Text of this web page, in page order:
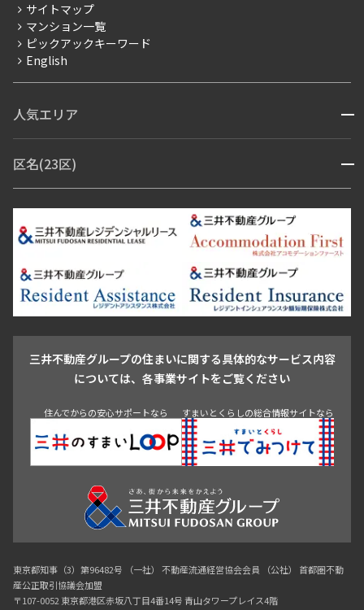
賃料改定
フリーレント
ペット可
ブランドマンション
サイトマップ
マンション一覧
ピックアックキーワード
English
人気エリア 開閉
青山・表参道・原宿
市ヶ谷・神楽坂・飯田橋
三田・芝・浜松町
芝浦・汐留・品川
月島・勝どき・豊洲
本郷・春日・小石川
目白・高田馬場・早稲田
池尻大橋・三軒茶屋
祐天寺・学芸大学・自由が丘
駒沢・用賀・二子玉川
成城・砧
池袋・板橋・王子
青山 渋谷 東京・大手町 新宿 品川
目黒・中目黒
区名(23区) 開閉
江東区 台東区 墨田区
中野区
豊島区
杉並区 板橋区 練馬区 荒川区
足立区
葛飾区
江戸川区
三井不動産グループの住まいに関する具体的なサービス内容
については、各事業サイトをご覧ください
住んでからの安心サポートなら すまいとくらしの総合情報サイトなら
東京都知事（3）第96482号 （一社） 不動産流通経営協会会員 （公社） 首都圏不動
産公正取引協議会加盟
〒107-0052 東京都港区赤坂八丁目4番14号 青山タワープレイス4階